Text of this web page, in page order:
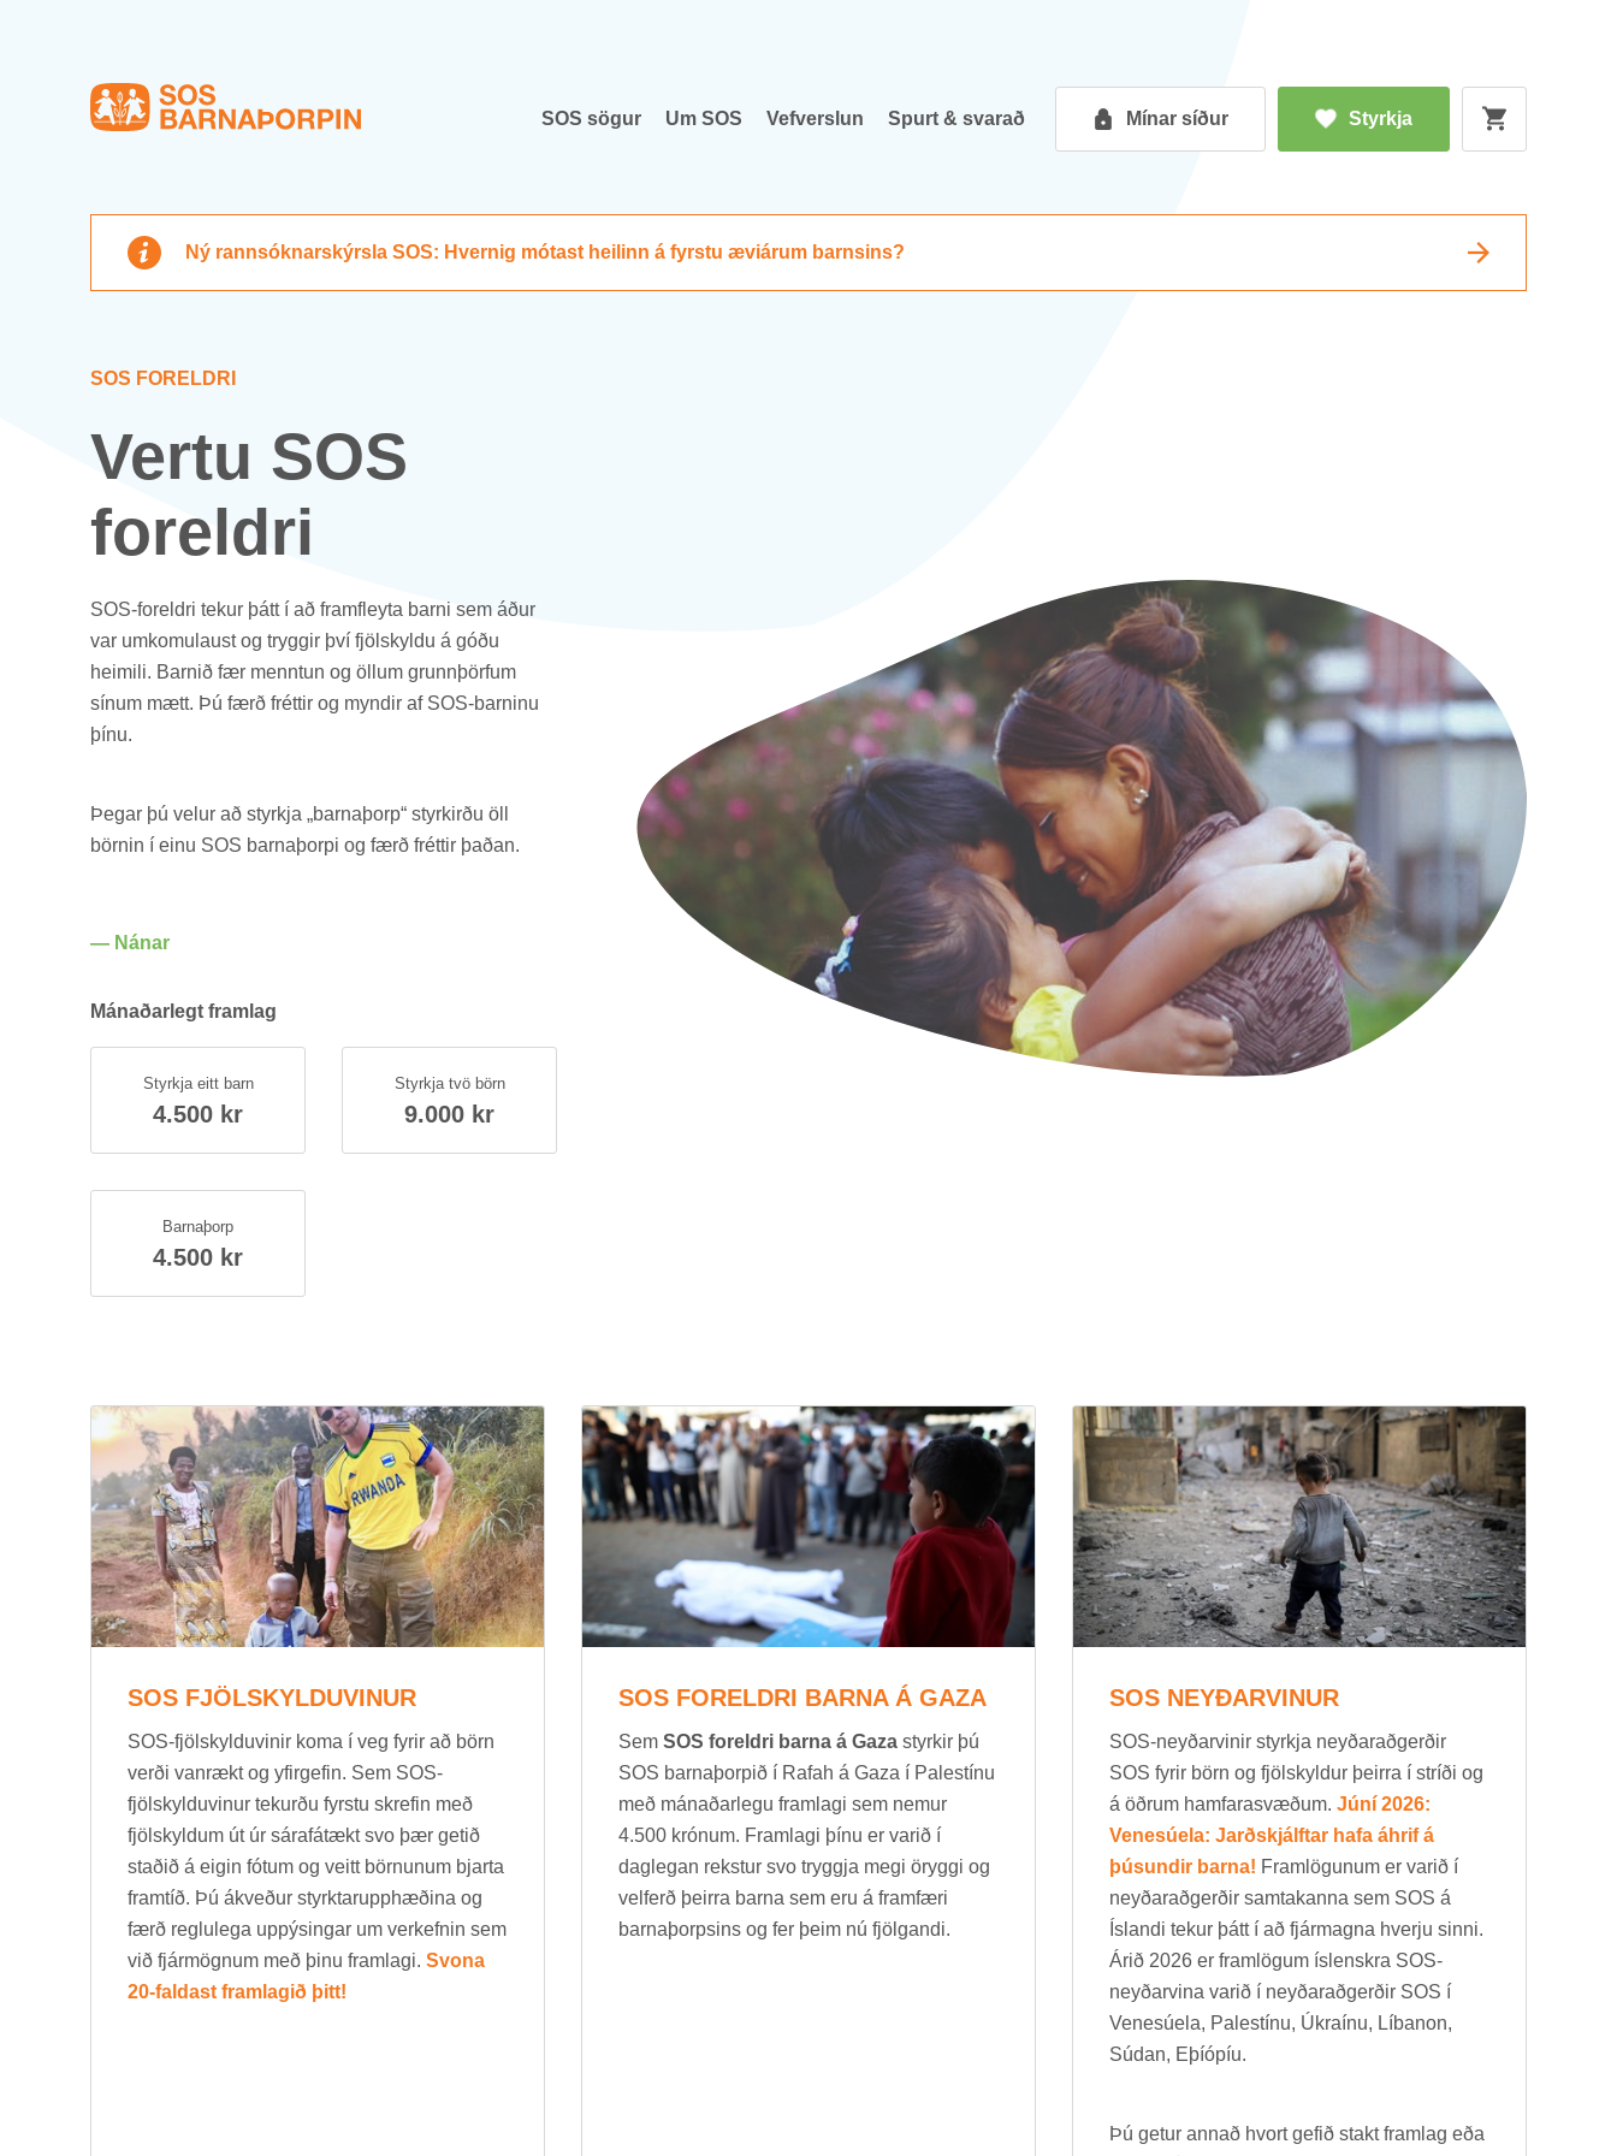
Heim SOS sög­ur Um SOS Vef­versl­un Spurt & svar­að Mín­ar síð­ur Styrkja
Ný rannsóknarskýrsla SOS: Hvernig mót­ast heil­inn á fyrstu ævi­ár­um barnsins? Nán­ar
SOS FOR­ELDRI
Vertu SOS
for­eldri
SOS-for­eldri tek­ur þátt í að fram­fleyta barni sem áður
var um­komu­laust og trygg­ir því fjöl­skyldu á góðu
heim­ili. Barn­ið fær mennt­un og öll­um grunn­þörf­um
sín­um mætt. Þú færð frétt­ir og mynd­ir af SOS-barn­inu
þínu.
Þeg­ar þú vel­ur að styrkja „barna­þorp“ styrk­irðu öll
börn­in í einu SOS barna­þorpi og færð frétt­ir það­an.
— Nán­ar
Mán­að­ar­legt fram­lag
Styrkja eitt barn
4.500 kr
Styrkja tvö börn
9.000 kr
Barna­þorp
4.500 kr
SOS FJÖL­SKYLDU­VIN­UR
SOS-fjöl­skyldu­vin­ir koma í veg fyr­ir að börn
verði van­rækt og yf­ir­gef­in. Sem SOS-
fjöl­skyldu­vin­ur tek­urðu fyrstu skref­in með
fjöl­skyld­um út úr sára­fá­tækt svo þær get­ið
stað­ið á eig­in fót­um og veitt börn­un­um bjarta
fram­tíð. Þú ákveð­ur styrkt­ar­upp­hæð­ina og
færð reglu­lega upp­ýs­ing­ar um verk­efn­in sem
við fjár­mögn­um með þinu fram­lagi. Svona
20-faldast framlagið þitt!
SOS FOR­ELDRI BARNA Á GAZA
Sem SOS foreldri barna á Gaza styrk­ir þú
SOS barna­þorp­ið í Rafah á Gaza í Palestínu
með mán­að­ar­legu fram­lagi sem nem­ur
4.500 krón­um. Fram­lagi þínu er var­ið í
dag­leg­an rekst­ur svo tryggja megi ör­yggi og
vel­ferð þeirra barna sem eru á fram­færi
barna­þorps­ins og fer þeim nú fjölg­andi.
SOS NEYÐ­AR­VIN­UR
SOS-neyð­ar­vin­ir styrkja neyð­ar­að­gerð­ir
SOS fyr­ir börn og fjöl­skyld­ur þeirra í stríði og
á öðr­um ham­fara­svæð­um. Júní 2026:
Venesúela: Jarðskjálftar hafa áhrif á
þúsundir barna! Fram­lög­un­um er var­ið í
neyð­ar­að­gerð­ir sam­tak­anna sem SOS á
Ís­landi tek­ur þátt í að fjár­magna hverju sinni.
Árið 2026 er fram­lög­um ís­lenskra SOS-
neyð­ar­vina var­ið í neyð­ar­að­gerð­ir SOS í
Venesúela, Palestínu, Úkraínu, Líb­anon,
Súd­an, Eþí­óp­íu.
Þú get­ur ann­að hvort gef­ið stakt fram­lag eða